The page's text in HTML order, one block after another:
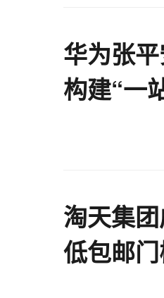
华为张
构建“一
淘天集
低包邮